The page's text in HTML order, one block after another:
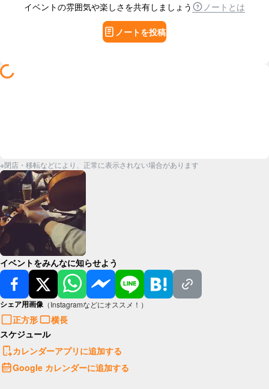
イベントの雰囲気や楽しさを共有しましょう
ノートとは
ノートを投稿
※閉店・移転などにより、正常に表示されない場合があります
イベントをみんなに知らせよう
シェア用画像 （Instagramなどにオススメ！）
正方形
横長
スケジュール
カレンダーアプリに追加する
Google カレンダーに追加する